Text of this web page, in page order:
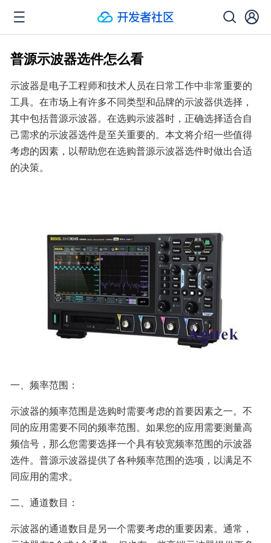
普源示波器选件怎么看
示波器是电子工程师和技术人员在日常工作中非常重要的
工具。在市场上有许多不同类型和品牌的示波器供选择，
其中包括普源示波器。在选购示波器时，正确选择适合自
己需求的示波器选件是至关重要的。本文将介绍一些值得
考虑的因素，以帮助您在选购普源示波器选件时做出合适
的决策。
一、频率范围：
示波器的频率范围是选购时需要考虑的首要因素之一。不
同的应用需要不同的频率范围。如果您的应用需要测量高
频信号，那么您需要选择一个具有较宽频率范围的示波器
选件。普源示波器提供了各种频率范围的选项，以满足不
同应用的需求。
二、通道数目：
示波器的通道数目是另一个需要考虑的重要因素。通常，